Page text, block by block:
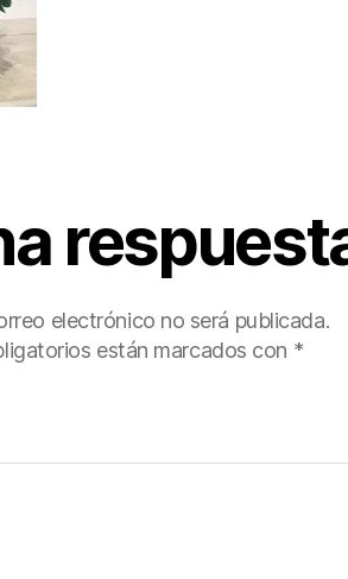
electrónico no será publicada.
están marcados con *